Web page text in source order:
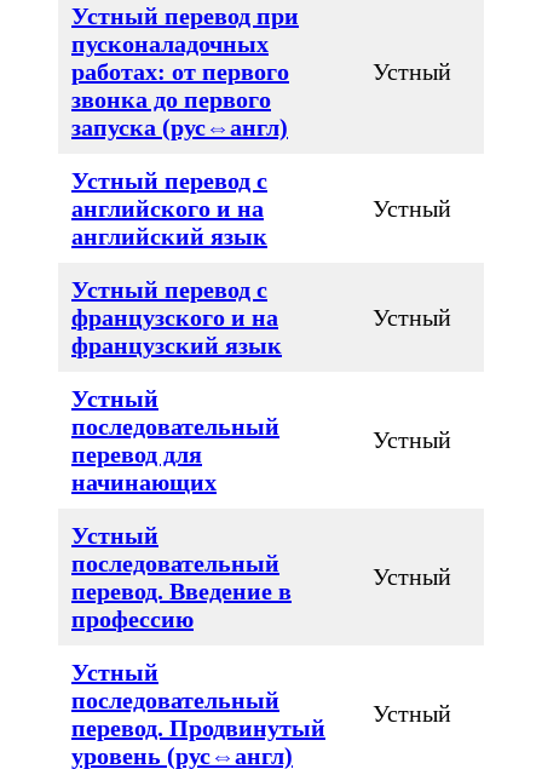
Устный перевод при
пусконаладочных
работах: от первого
звонка до первого
запуска (рус⇔англ)
Устный
Устный перевод с
английского и на
английский язык
Устный
Устный перевод с
французского и на
французский язык
Устный
Устный
последовательный
перевод для
начинающих
Устный
Устный
последовательный
перевод. Введение в
профессию
Устный
Устный
последовательный
перевод. Продвинутый
уровень (рус⇔англ)
Устный